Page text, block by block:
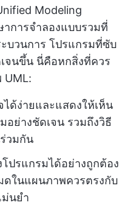
Modeling
การจำลองแบบรวมที่
บวนการ โปรแกรมที่ซับ
จนขึ้น นี่คือหกสิ่งที่ควร
UML:
ได้ง่ายและแสดงให้เห็น
อย่างชัดเจน รวมถึงวิธี
วมกัน
ปรแกรมได้อย่างถูกต้อง
ดในแผนภาพควรตรงกับ
นยำ